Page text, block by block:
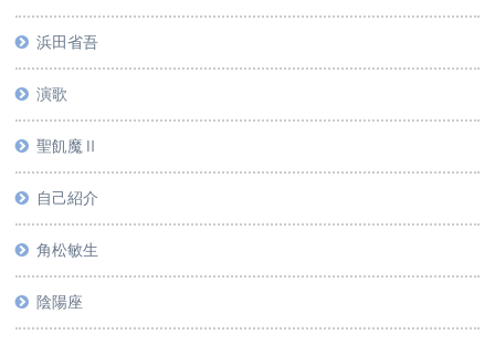
浜田省吾
演歌
聖飢魔Ⅱ
自己紹介
角松敏生
陰陽座